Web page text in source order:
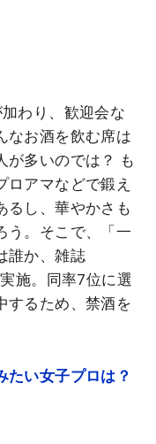
わり、歓迎会な
なお酒を飲む席は
が多いのでは？ も
ロアマなどで鍛え
るし、華やかさも
う。そこで、「一
誰か、雑誌
施。同率7位に選
するため、禁酒を
たい女子プロは？